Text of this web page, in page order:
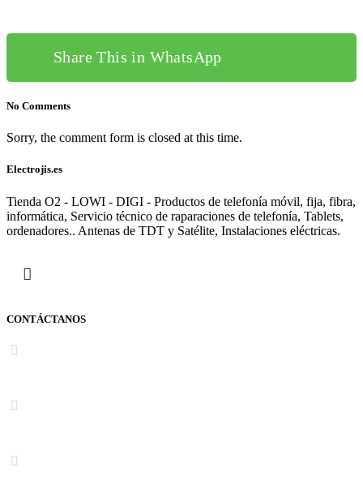
Share This in WhatsApp
No Comments
Sorry, the comment form is closed at this time.
Electrojis.es
Tienda O2 - LOWI - DIGI - Productos de telefonía móvil, fija, fibra,
informática, Servicio técnico de raparaciones de telefonía, Tablets,
ordenadores.. Antenas de TDT y Satélite, Instalaciones eléctricas.
CONTÁCTANOS